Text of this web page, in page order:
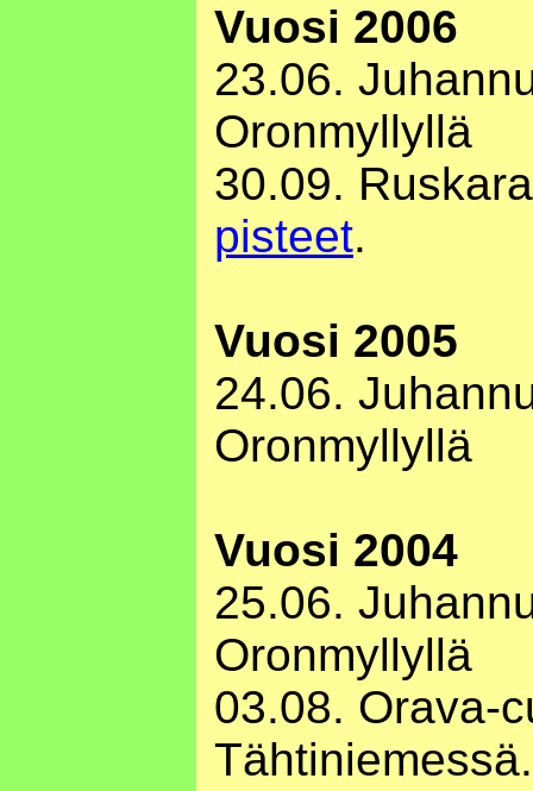
Vuosi 2006
23.06.
Oronmyllyllä
30.09.
pisteet.
Vuosi 2005
24.06.
Oronmyllyllä
Vuosi 2004
25.06.
Oronmyllyllä
03.08. Orava-